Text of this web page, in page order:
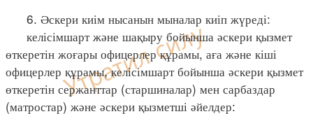
6. Әскери киім нысанын мыналар киіп жүреді:
келісімшарт және шақыру бойынша әскери қызмет
өткеретін жоғары офицерлер құрамы, аға және кіші
офицерлер құрамы, келісімшарт бойынша әскери қызмет
өткеретін сержанттар (старшиналар) мен сарбаздар
(матростар) және әскери қызметші әйелдер: